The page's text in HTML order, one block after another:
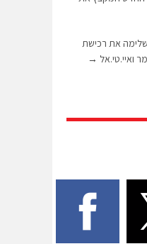
השלימה את רכישת
ואיי.טי.אל →